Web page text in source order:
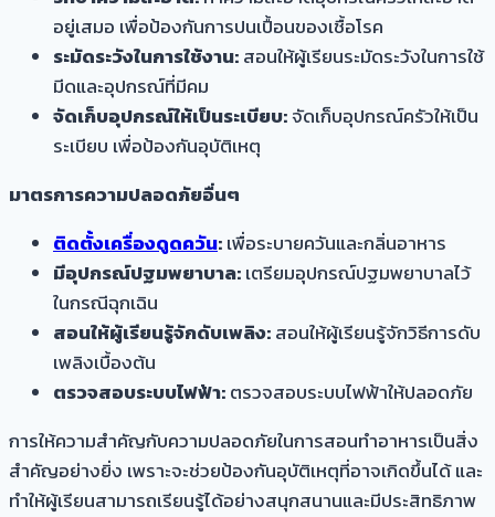
อยู่เสมอ เพื่อป้องกันการปนเปื้อนของเชื้อโรค
ระมัดระวังในการใช้งาน:สอนให้ผู้เรียนระมัดระวังในการใช้
มีดและอุปกรณ์ที่มีคม
จัดเก็บอุปกรณ์ให้เป็นระเบียบ:จัดเก็บอุปกรณ์ครัวให้เป็น
ระเบียบ เพื่อป้องกันอุบัติเหตุ
มาตรการความปลอดภัยอื่นๆ
ติดตั้งเครื่องดูดควัน:เพื่อระบายควันและกลิ่นอาหาร
มีอุปกรณ์ปฐมพยาบาล:เตรียมอุปกรณ์ปฐมพยาบาลไว้
ในกรณีฉุกเฉิน
สอนให้ผู้เรียนรู้จักดับเพลิง:สอนให้ผู้เรียนรู้จักวิธีการดับ
เพลิงเบื้องต้น
ตรวจสอบระบบไฟฟ้า:ตรวจสอบระบบไฟฟ้าให้ปลอดภัย
การให้ความสำคัญกับความปลอดภัยในการสอนทำอาหารเป็นสิ่ง
สำคัญอย่างยิ่ง เพราะจะช่วยป้องกันอุบัติเหตุที่อาจเกิดขึ้นได้ และ
ทำให้ผู้เรียนสามารถเรียนรู้ได้อย่างสนุกสนานและมีประสิทธิภาพ